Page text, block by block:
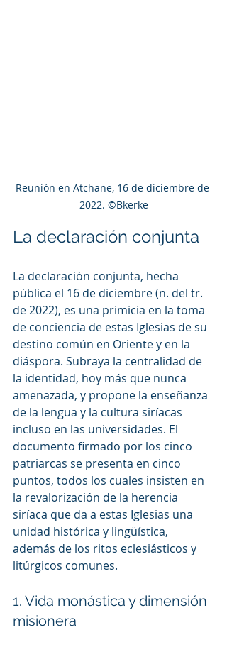
Reunión en Atchane, 16 de diciembre de
2022. ©Bkerke
La declaración conjunta
La declaración conjunta, hecha
pública el 16 de diciembre (n. del tr.
de 2022), es una primicia en la toma
de conciencia de estas Iglesias de su
destino común en Oriente y en la
diáspora. Subraya la centralidad de
la identidad, hoy más que nunca
amenazada, y propone la enseñanza
de la lengua y la cultura siríacas
incluso en las universidades. El
documento firmado por los cinco
patriarcas se presenta en cinco
puntos, todos los cuales insisten en
la revalorización de la herencia
siríaca que da a estas Iglesias una
unidad histórica y lingüística,
además de los ritos eclesiásticos y
litúrgicos comunes.
1. Vida monástica y dimensión
misionera